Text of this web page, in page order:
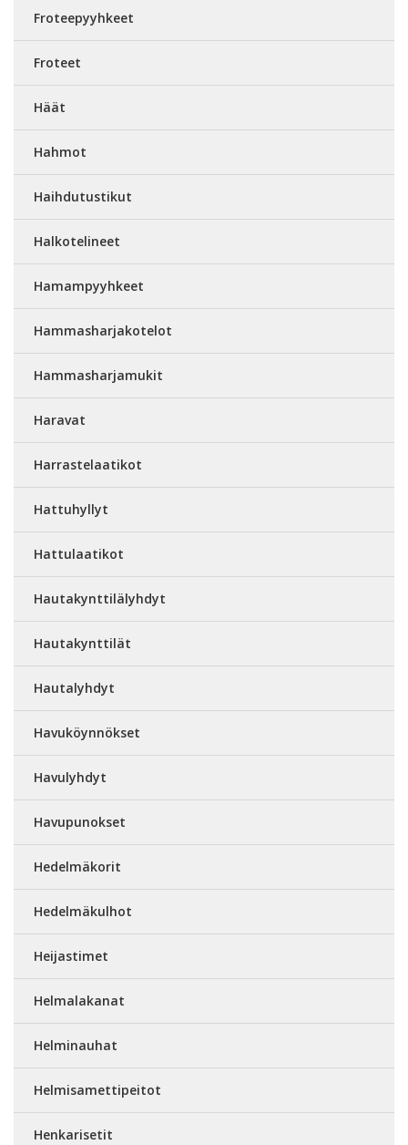
Froteepyyhkeet
Froteet
Häät
Hahmot
Haihdutustikut
Halkotelineet
Hamampyyhkeet
Hammasharjakotelot
Hammasharjamukit
Haravat
Harrastelaatikot
Hattuhyllyt
Hattulaatikot
Hautakynttilälyhdyt
Hautakynttilät
Hautalyhdyt
Havuköynnökset
Havulyhdyt
Havupunokset
Hedelmäkorit
Hedelmäkulhot
Heijastimet
Helmalakanat
Helminauhat
Helmisamettipeitot
Henkarisetit